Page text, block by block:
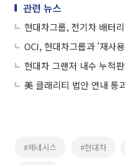
관련 뉴스
OCI, 현대차그룹과 '재사
#제네시스 #현대차